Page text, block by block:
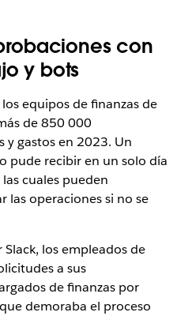
con
y bots
equipos de finanzas de
de 850 000
y gastos en 2023. Un
pude recibir en un solo día
cuales pueden
las operaciones si no se
los empleados de
a sus
de finanzas por
demoraba el proceso